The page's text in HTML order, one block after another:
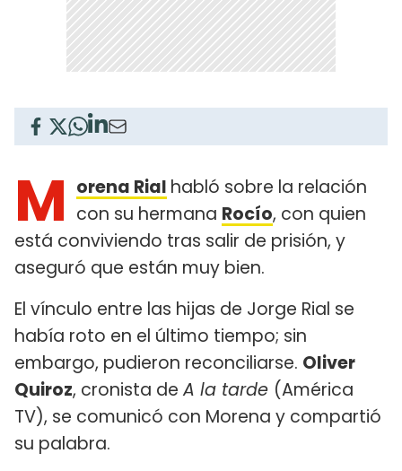
M orena Rial habló sobre la relación
con su hermana Rocío, con quien
está conviviendo tras salir de prisión, y
aseguró que están muy bien.
El vínculo entre las hijas de Jorge Rial se
había roto en el último tiempo; sin
embargo, pudieron reconciliarse. Oliver
Quiroz, cronista deA la tarde (América
TV), se comunicó con Morena y compartió
su palabra.